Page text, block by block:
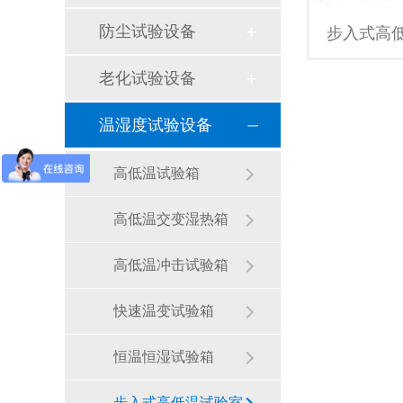
步入式高
防尘试验设备
老化试验设备
温湿度试验设备
高低温试验箱
高低温交变湿热箱
高低温冲击试验箱
快速温变试验箱
恒温恒湿试验箱